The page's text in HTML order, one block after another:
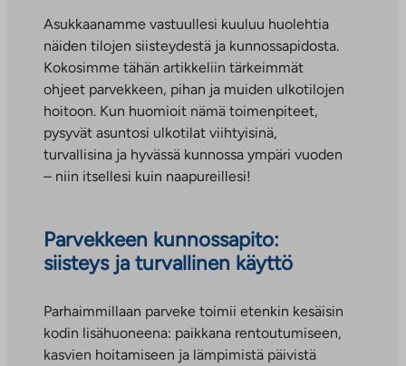
Asukkaanamme vastuullesi kuuluu huolehtia
näiden tilojen siisteydestä ja kunnossapidosta.
Kokosimme tähän artikkeliin tärkeimmät
ohjeet parvekkeen, pihan ja muiden ulkotilojen
hoitoon. Kun huomioit nämä toimenpiteet,
pysyvät asuntosi ulkotilat viihtyisinä,
turvallisina ja hyvässä kunnossa ympäri vuoden
– niin itsellesi kuin naapureillesi!
Parvekkeen kunnossapito:
siisteys ja turvallinen käyttö
Parhaimmillaan parveke toimii etenkin kesäisin
kodin lisähuoneena: paikkana rentoutumiseen,
kasvien hoitamiseen ja lämpimistä päivistä